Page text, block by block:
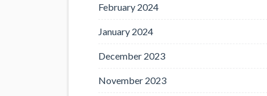
February 2024
January 2024
December 2023
November 2023